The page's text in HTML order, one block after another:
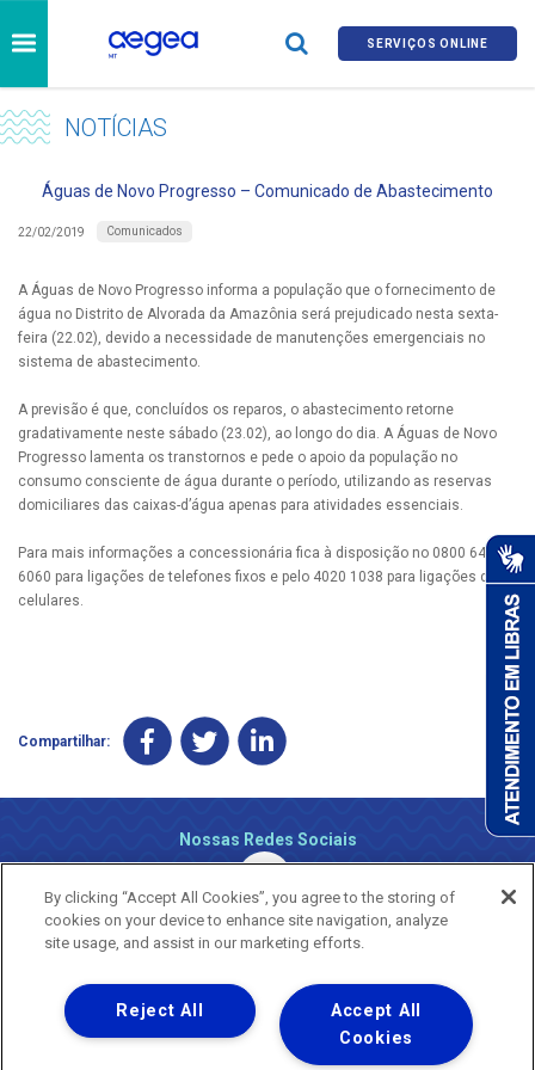
SERVIÇOS ONLINE
NOTÍCIAS
Águas de Novo Progresso – Comunicado de Abastecimento
22/02/2019 Comunicados
A Águas de Novo Progresso informa a população que o fornecimento de
água no Distrito de Alvorada da Amazônia será prejudicado nesta sexta-
feira (22.02), devido a necessidade de manutenções emergenciais no
sistema de abastecimento.
A previsão é que, concluídos os reparos, o abastecimento retorne
gradativamente neste sábado (23.02), ao longo do dia. A Águas de Novo
Progresso lamenta os transtornos e pede o apoio da população no
consumo consciente de água durante o período, utilizando as reservas
domiciliares das caixas-d’água apenas para atividades essenciais.
Para mais informações a concessionária fica à disposição no 0800 647
6060 para ligações de telefones fixos e pelo 4020 1038 para ligações de
celulares.
Compartilhar:
Nossas Redes Sociais
Uma empresa
Copyright ® 2026 - Todos os Direitos Reservados.
By clicking “Accept All Cookies”, you agree to the storing of
cookies on your device to enhance site navigation, analyze
site usage, and assist in our marketing efforts.
Accept All
Cookies
Reject All